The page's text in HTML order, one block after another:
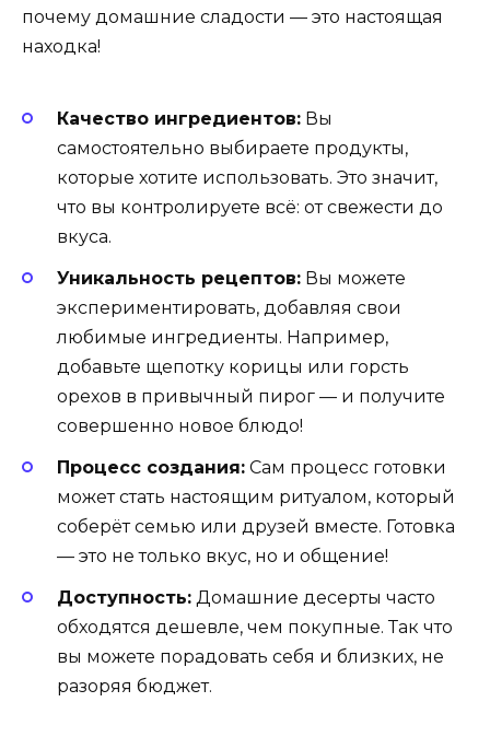
почему домашние сладости — это настоящая
находка!
Качество ингредиентов: Вы
самостоятельно выбираете продукты,
которые хотите использовать. Это значит,
что вы контролируете всё: от свежести до
вкуса.
Уникальность рецептов: Вы можете
экспериментировать, добавляя свои
любимые ингредиенты. Например,
добавьте щепотку корицы или горсть
орехов в привычный пирог — и получите
совершенно новое блюдо!
Процесс создания: Сам процесс готовки
может стать настоящим ритуалом, который
соберёт семью или друзей вместе. Готовка
— это не только вкус, но и общение!
Доступность: Домашние десерты часто
обходятся дешевле, чем покупные. Так что
вы можете порадовать себя и близких, не
разоряя бюджет.